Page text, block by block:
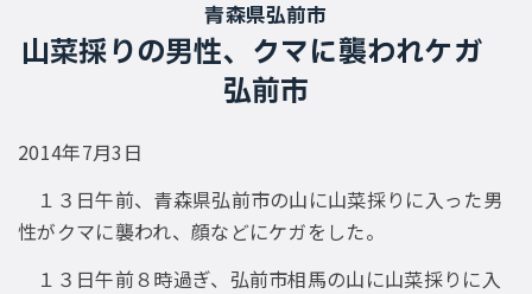
青森県弘前市
山菜採りの男性、クマに襲われケガ
弘前市
2014年7月3日
１３日午前、青森県弘前市の山に山菜採りに入った男
性がクマに襲われ、顔などにケガをした。
１３日午前８時過ぎ、弘前市相馬の山に山菜採りに入